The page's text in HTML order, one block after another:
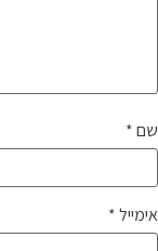
שם*
אימייל*